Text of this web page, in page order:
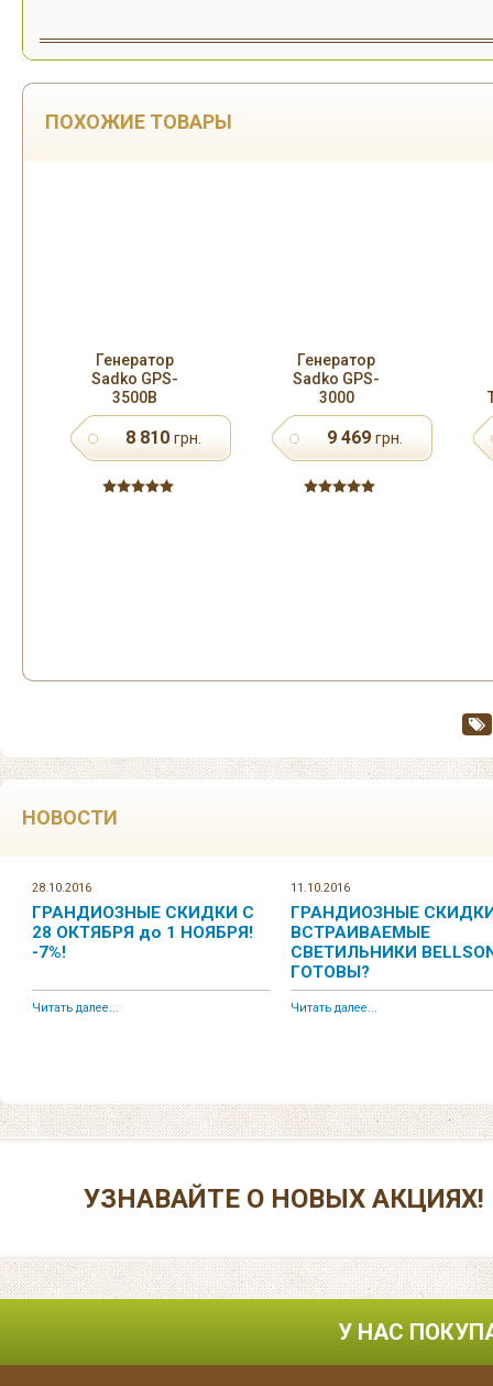
ПОХОЖИЕ ТОВАРЫ
Генератор
Sadko GPS-
3500B
8 810 грн.
Генератор
Sadko GPS-
3000
9 469 грн.
НОВОСТИ
28.10.2016
ГРАНДИОЗНЫЕ СКИДКИ С
28 ОКТЯБРЯ до 1 НОЯБРЯ!
-7%!
Читать далее...
11.10.2016
ГРАНДИОЗНЫЕ
ВСТРАИВАЕМЫЕ
СВЕТИЛЬНИКИ
ГОТОВЫ?
Читать далее...
УЗНАВАЙТЕ О НОВЫХ АКЦИЯХ!
У НАС